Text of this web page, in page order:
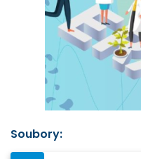
Soubory: